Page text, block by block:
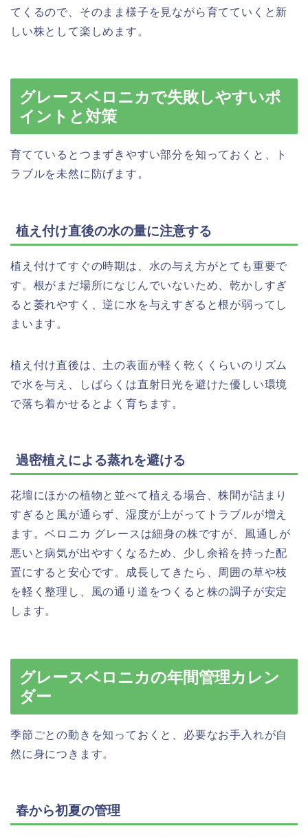
てくるので、そのまま様子を見ながら育てていくと新
しい株として楽しめます。
グレースベロニカで失敗しやすいポ
イントと対策
育てているとつまずきやすい部分を知っておくと、ト
ラブルを未然に防げます。
植え付け直後の水の量に注意する
植え付けてすぐの時期は、水の与え方がとても重要で
す。根がまだ場所になじんでいないため、乾かしすぎ
ると萎れやすく、逆に水を与えすぎると根が弱ってし
まいます。
植え付け直後は、土の表面が軽く乾くくらいのリズム
で水を与え、しばらくは直射日光を避けた優しい環境
で落ち着かせるとよく育ちます。
過密植えによる蒸れを避ける
花壇にほかの植物と並べて植える場合、株間が詰まり
すぎると風が通らず、湿度が上がってトラブルが増え
ます。ベロニカ グレースは細身の株ですが、風通しが
悪いと病気が出やすくなるため、少し余裕を持った配
置にすると安心です。成長してきたら、周囲の草や枝
を軽く整理し、風の通り道をつくると株の調子が安定
します。
グレースベロニカの年間管理カレン
ダー
季節ごとの動きを知っておくと、必要なお手入れが自
然に身につきます。
春から初夏の管理